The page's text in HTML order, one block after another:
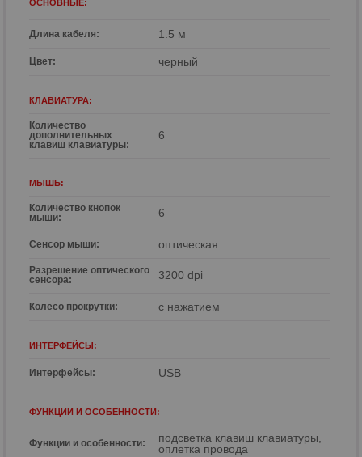
ОСНОВНЫЕ:
Длина кабеля: 1.5 м
Цвет: черный
КЛАВИАТУРА:
Количество
дополнительных
клавиш клавиатуры:
6
МЫШЬ:
Количество кнопок
мыши:
6
Сенсор мыши: оптическая
Разрешение оптического
сенсора:
3200 dpi
Колесо прокрутки: с нажатием
ИНТЕРФЕЙСЫ:
Интерфейсы: USB
ФУНКЦИИ И ОСОБЕННОСТИ:
Функции и особенности:
подсветка клавиш клавиатуры,
оплетка провода